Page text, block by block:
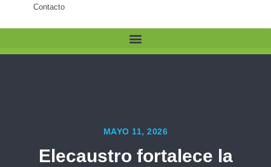
Contacto
MAYO 11, 2026
Elecaustro fortalece la